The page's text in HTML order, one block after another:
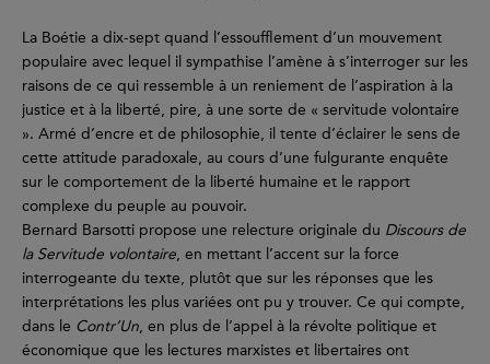
La Boétie a dix-sept quand l’essoufflement d’un mouvement
populaire avec lequel il sympathise l’amène à s’interroger sur les
raisons de ce qui ressemble à un reniement de l’aspiration à la
justice et à la liberté, pire, à une sorte de « servitude volontaire
». Armé d’encre et de philosophie, il tente d’éclairer le sens de
cette attitude paradoxale, au cours d’une fulgurante enquête
sur le comportement de la liberté humaine et le rapport
complexe du peuple au pouvoir.
Bernard Barsotti propose une relecture originale du Discours de
la Servitude volontaire, en mettant l’accent sur la force
interrogeante du texte, plutôt que sur les réponses que les
interprétations les plus variées ont pu y trouver. Ce qui compte,
dans le Contr’Un, en plus de l’appel à la révolte politique et
économique que les lectures marxistes et libertaires ont